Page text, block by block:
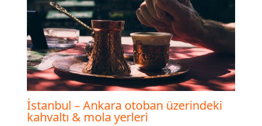
İstanbul – Ankara otoban üzerindeki
kahvaltı & mola yerleri